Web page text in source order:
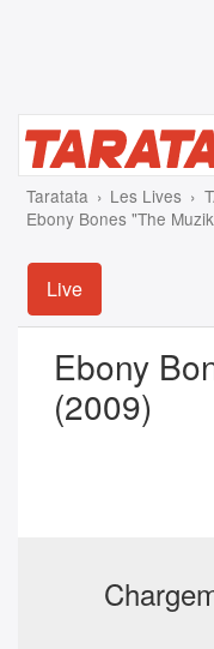
Taratata Les Lives
Ebony Bones "The
Live
Ebony
(2009)